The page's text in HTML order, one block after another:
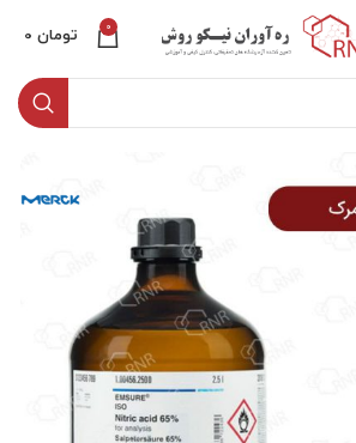
0 تومان